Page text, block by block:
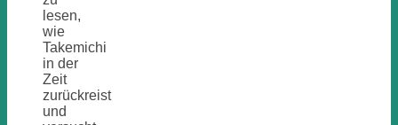
lesen,
wie
Takemichi
in der
Zeit
zurückreist
und